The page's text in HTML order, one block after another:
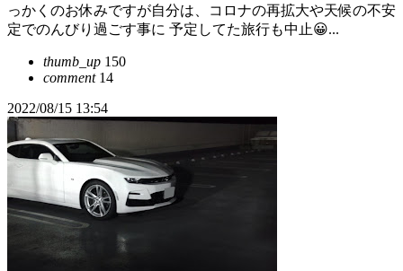
っかくのお休みですが自分は、コロナの再拡大や天候の不安
定でのんびり過ごす事に 予定してた旅行も中止😀...
thumb_up 150
comment14
2022/08/15 13:54